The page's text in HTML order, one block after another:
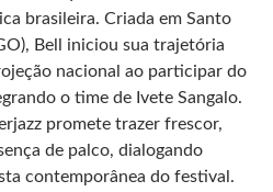
brasileira. Criada em Santo
Bell iniciou sua trajetória
nacional ao participar do
o time de Ivete Sangalo.
promete trazer frescor,
de palco, dialogando
contemporânea do festival.